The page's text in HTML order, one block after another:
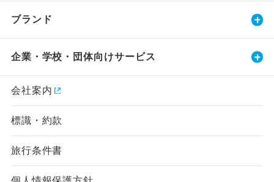
ブランド
企業・学校・団体向けサービス
会社案内
標識・約款
旅行条件書